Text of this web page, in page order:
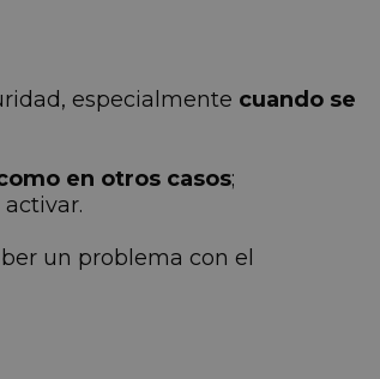
especialmente cuando se
en otros casos;
un problema con el